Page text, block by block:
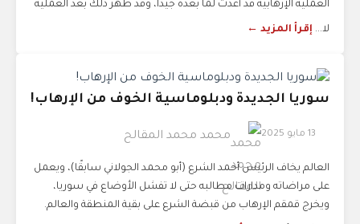
العملية الإرهابية قد أعدت لما بعده جيدًا، وقد ظهر ذلك بعد العملية
لا... إقرأ المزيد ←
‏سوريا الجديدة ودبلوماسية الخوف من الإرهاب!
13 مايو 2025 محمد محمد المقالح
‏العالم يخاف الرئيس أحمد الشرع (أبو محمد الجولاني سابقًا)، ويعمل
على مراضاته ومدارات مطالبه حتى لا تفشل الأوضاع في سوريا،
ويخرج قمقم الإرهاب من قبضة الشرع على بقية المنطقة والعالم.